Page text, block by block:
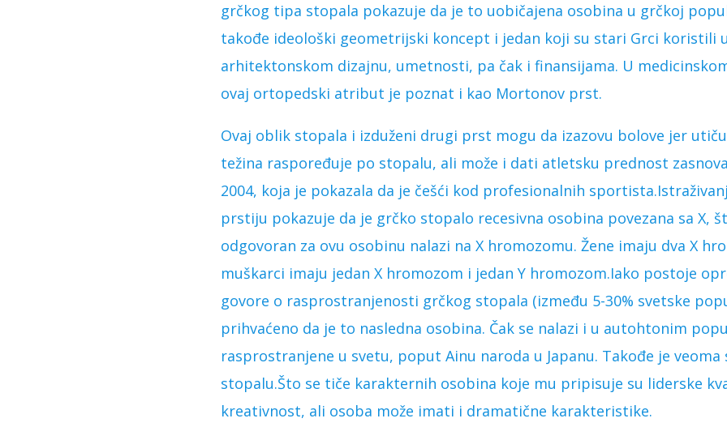
grčkog tipa stopala pokazuje da je to uobičajena osobina u grčkoj
takođe ideološki geometrijski koncept i jedan koji su stari Grci koristili
arhitektonskom dizajnu, umetnosti, pa čak i finansijama. U
ovaj ortopedski atribut je poznat i kao Mortonov prst.
Ovaj oblik stopala i izduženi drugi prst mogu da izazovu bolove jer
težina raspoređuje po stopalu, ali može i dati atletsku prednost
2004, koja je pokazala da je češći kod profesionalnih
prstiju pokazuje da je grčko stopalo recesivna osobina povezana sa X,
odgovoran za ovu osobinu nalazi na X hromozomu. Žene imaju dva X
muškarci imaju jedan X hromozom i jedan Y hromozom.Iako postoje
govore o rasprostranjenosti grčkog stopala (između 5-30% svetske
prihvaćeno da je to nasledna osobina. Čak se nalazi i u autohtonim
rasprostranjene u svetu, poput Ainu naroda u Japanu. Takođe je
stopalu.Što se tiče karakternih osobina koje mu pripisuje su liderske
kreativnost, ali osoba može imati i dramatične karakteristike.